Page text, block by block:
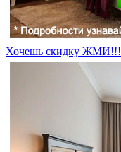
Хочешь скидку ЖМИ!!!